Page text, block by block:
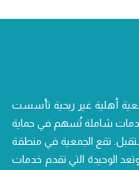
أهلية غير ربحية تأسست
شاملة تُسهم في حماية
تقع الجمعية في منطقة
الوحيدة التي تقدم خدمات